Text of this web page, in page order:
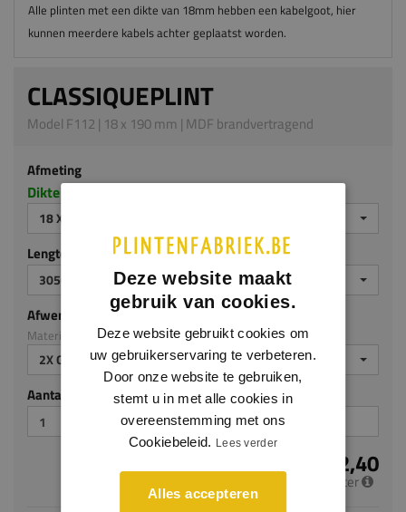
Alle plinten met een dikte van 18mm hebben een kabelgoot, hier
kunnen meerdere kabels achter geplaatst worden.
CLASSIQUEPLINT
Model F112 | 18 x 190 mm | MDF brandvertragend
Afmeting
Dikte x hoogte in millimeters
18 X 190 MM
Lengte (mm)
3050
Afwerking
Materiaal: MDF brandvertragend
2X GEGROND
Aantal stuks
€ 22,40
per meter
Deze website maakt
gebruik van cookies.
Deze website gebruikt cookies om
uw gebruikerservaring te verbeteren.
Door onze website te gebruiken,
stemt u in met alle cookies in
overeenstemming met ons
Cookiebeleid. Lees verder
Alles accepteren